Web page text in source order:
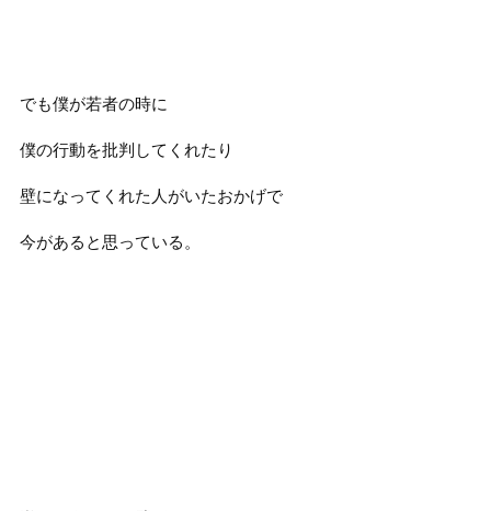
でも僕が若者の時に
僕の行動を批判してくれたり
壁になってくれた人がいたおかげで
今があると思っている。